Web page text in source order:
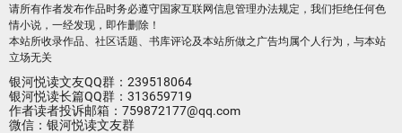
请所有作者发布作品时务必遵守国家互联网信息管理办法规定，我们拒绝任何色
情小说，一经发现，即作删除！
本站所收录作品、社区话题、书库评论及本站所做之广告均属个人行为，与本站
立场无关
银河悦读文友QQ群：239518064
银河悦读长篇QQ群：313659719
作者读者投诉邮箱：759872177@qq.com
微信：银河悦读文友群